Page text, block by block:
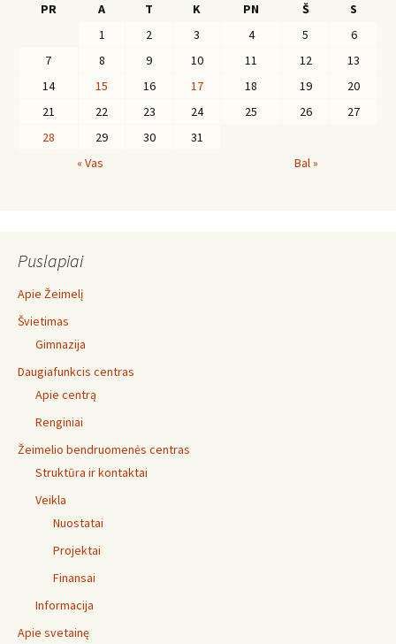
PR
A T K PN Š
S
1
2 3 4 5
6
7
8 9 10 11 12
13
14
15 16 17 18 19
20
21
22 23 24 25 26
27
28
29 30
31
« Vas
Bal »
Puslapiai
Apie Žeimelį
Švietimas
Gimnazija
Daugiafunkcis centras
Apie centrą
Renginiai
Žeimelio bendruomenės centras
Struktūra ir kontaktai
Veikla
Nuostatai
Projektai
Finansai
Informacija
Apie svetainę